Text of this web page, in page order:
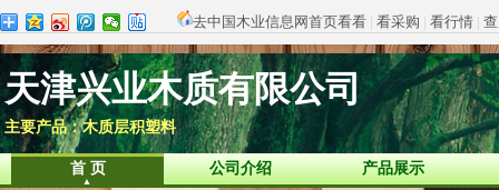
去中国木业信息网首页看看 | 看采购 | 看行情 |
天津兴业木质有限公司
主要产品：木质层积塑料
首 页 公司介绍 产品展示